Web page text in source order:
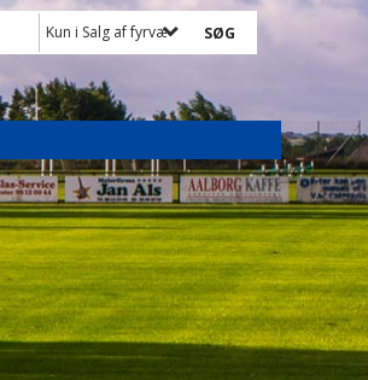
Kun i Salg af fyrværkeri